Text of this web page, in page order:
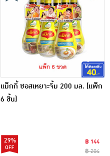
แม็กกี้ ซอสเหยาะจิ้ม 200 มล. (แพ็ก
6 ชิ้น)
29%
฿ 144
฿ 204